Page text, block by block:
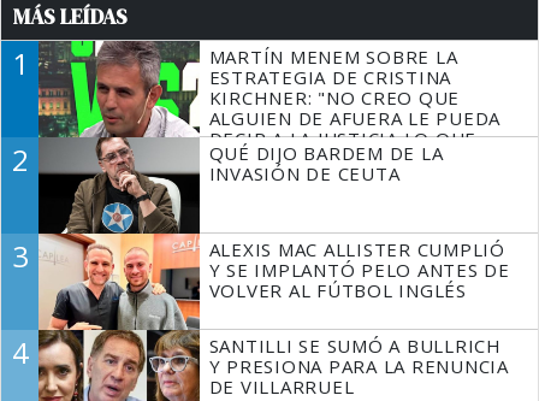
MÁS LEÍDAS
1
MARTÍN MENEM SOBRE LA
ESTRATEGIA DE CRISTINA
KIRCHNER: "NO CREO QUE
ALGUIEN DE AFUERA LE PUEDA
DECIR A LA JUSTICIA LO QUE
TIENE QUE HACER"
2
QUÉ DIJO BARDEM DE LA
INVASIÓN DE CEUTA
3
ALEXIS MAC ALLISTER CUMPLIÓ
Y SE IMPLANTÓ PELO ANTES DE
VOLVER AL FÚTBOL INGLÉS
4
SANTILLI SE SUMÓ A BULLRICH
Y PRESIONA PARA LA RENUNCIA
DE VILLARRUEL